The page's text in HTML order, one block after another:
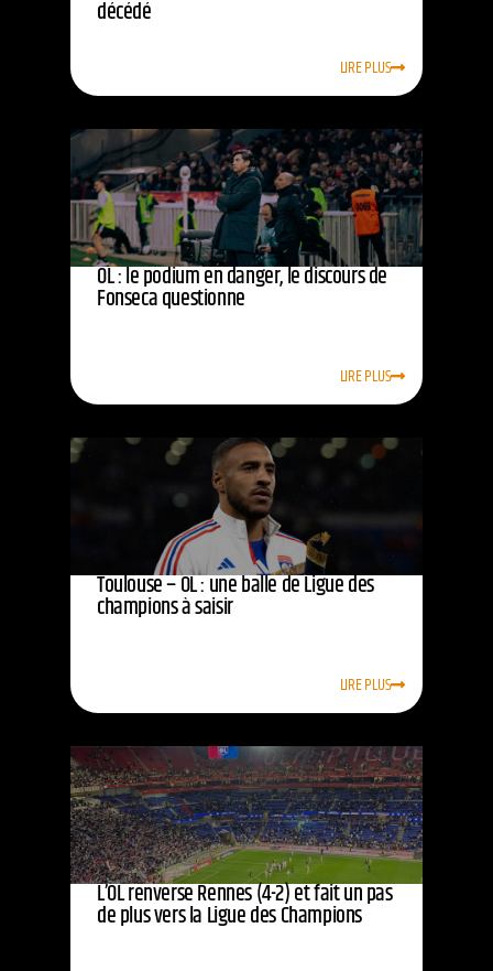
décédé
LIRE PLUS
OL : le podium en danger, le discours de
Fonseca questionne
LIRE PLUS
Toulouse – OL : une balle de Ligue des
champions à saisir
LIRE PLUS
L’OL renverse Rennes (4-2) et fait un pas
de plus vers la Ligue des Champions